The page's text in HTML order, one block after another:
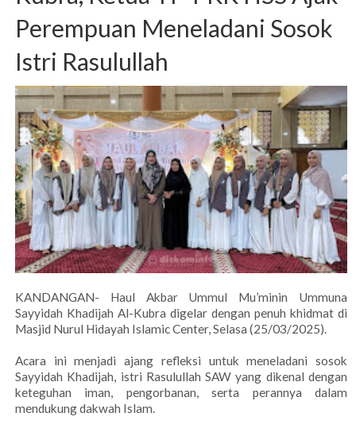
Perempuan Meneladani Sosok
Istri Rasulullah
KANDANGAN- Haul Akbar Ummul Mu’minin Ummuna
Sayyidah Khadijah Al-Kubra digelar dengan penuh khidmat di
Masjid Nurul Hidayah Islamic Center, Selasa (25/03/2025).
Acara ini menjadi ajang refleksi untuk meneladani sosok
Sayyidah Khadijah, istri Rasulullah SAW yang dikenal dengan
keteguhan iman, pengorbanan, serta perannya dalam
mendukung dakwah Islam.